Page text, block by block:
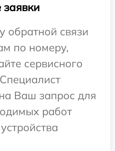
обратной связи
по номеру,
сервисного
Ваш запрос для
работ